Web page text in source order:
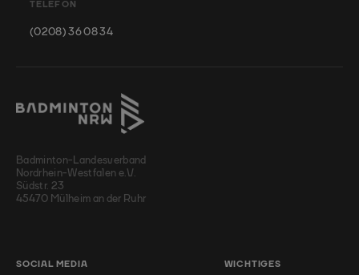
TELEFON
(0208) 36 08 34
Badminton-Landesverband
Nordrhein-Westfalen e.V.
Südstr. 23
45470 Mülheim an der Ruhr
SOCIAL MEDIA WICHTIGES